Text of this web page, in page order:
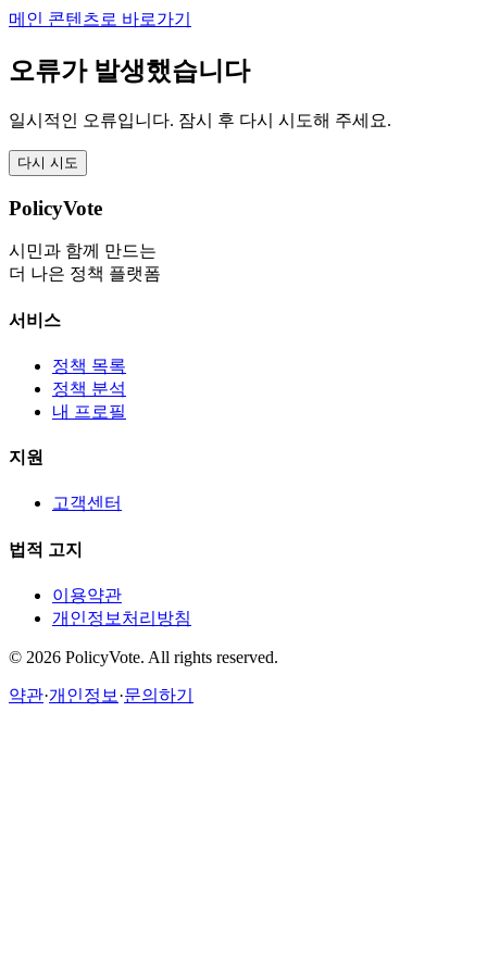
메인 콘텐츠로 바로가기
오류가 발생했습니다
일시적인 오류입니다. 잠시 후 다시 시도해 주세요.
다시 시도
PolicyVote
시민과 함께 만드는
더 나은 정책 플랫폼
서비스
정책 목록
정책 분석
내 프로필
지원
고객센터
법적 고지
이용약관
개인정보처리방침
© 2026 PolicyVote. All rights reserved.
약관·개인정보 ·문의하기